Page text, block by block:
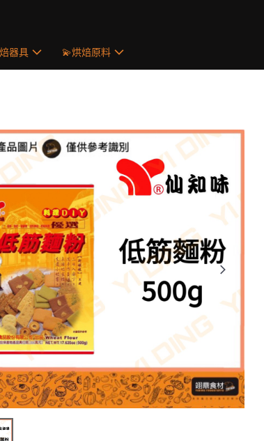
器具 💫烘焙原料